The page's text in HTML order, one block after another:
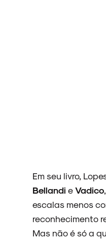
Em seu livro,
Bellandi eVadico
escalas menos
reconhecimento
Mas não é só a